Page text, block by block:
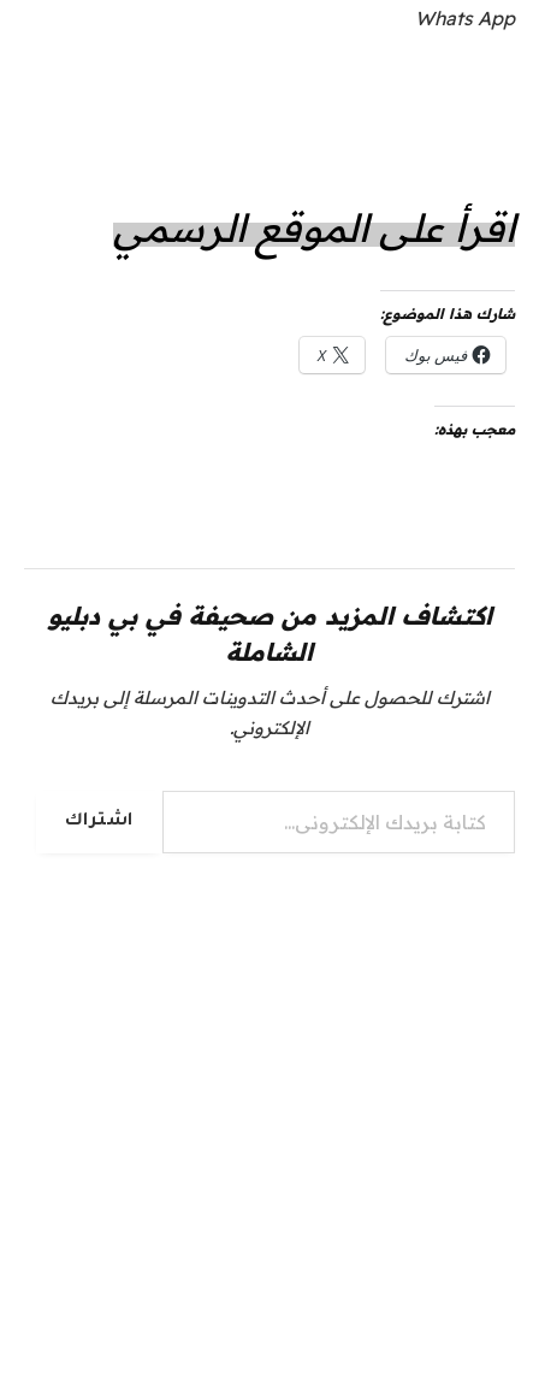
Whats App
اقرأ على الموقع الرسمي
شارك هذا الموضوع:
فيس بوك X
معجب بهذه:
اكتشاف المزيد من صحيفة في بي دبليو
الشاملة
اشترك للحصول على أحدث التدوينات المرسلة إلى بريدك
الإلكتروني.
كتابة بريدك الإلكتروني...
اشتراك